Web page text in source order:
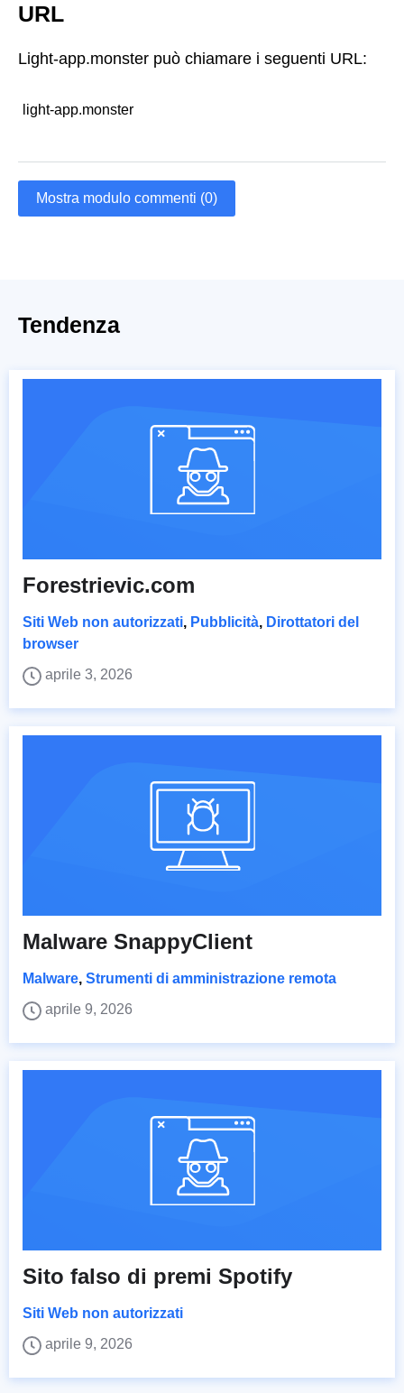
URL
Light-app.monster può chiamare i seguenti URL:
light-app.monster
Mostra modulo commenti (0)
Tendenza
Forestrievic.com
Siti Web non autorizzati, Pubblicità, Dirottatori del
browser
aprile 3, 2026
Malware SnappyClient
Malware, Strumenti di amministrazione remota
aprile 9, 2026
Sito falso di premi Spotify
Siti Web non autorizzati
aprile 9, 2026